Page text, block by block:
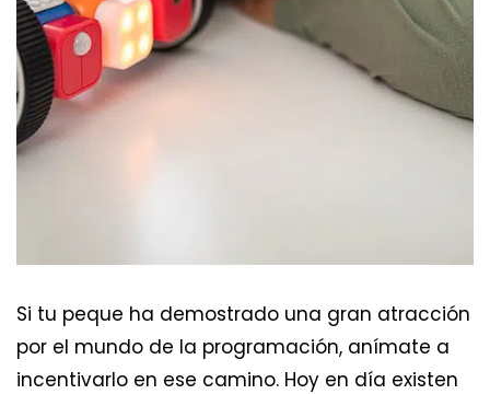
Si tu peque ha demostrado una gran atracción
por el mundo de la programación, anímate a
incentivarlo en ese camino. Hoy en día existen